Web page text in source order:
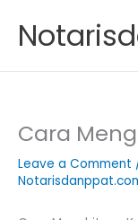
content
Cara
Leave a Comment